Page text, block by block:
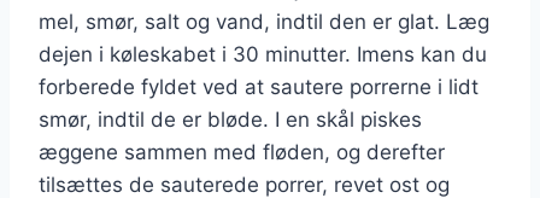
mel, smør, salt og vand, indtil den er glat. Læg
dejen i køleskabet i 30 minutter. Imens kan du
forberede fyldet ved at sautere porrerne i lidt
smør, indtil de er bløde. I en skål piskes
æggene sammen med fløden, og derefter
tilsættes de sauterede porrer, revet ost og